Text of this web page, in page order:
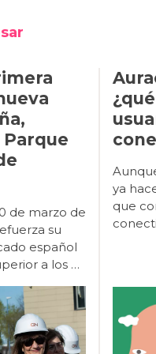
de marzo de
su
español
a los 4
que será
Europa.
marzo, el
Aunque puede parecer increíble, ya hace algo más de diez años que convivimos con la conectividad en los audífonos, tal y como la entendemos en la actualidad. Simplificando mucho, el esfuerzo por mejorar la comunicación de los usuarios en ambientes ruidosos y de optimizar la relación señal/ruido viene ya de muy lejos, desde la década de los 80, con los sistemas FM y los bucles magnéticos. Ya en los primeros años 2000, algunos fabricantes lanzaron nuevos sistemas de conectividad mediante streamers o accesorios intermedios, hasta que los primeros audífonos con conectividad «directa» hicieron su aparición doce o trece años después. La realidad es que estos nuevos sistemas de conectividad que irrumpieron en el mercado con grandes expectativas, han contribuido a mejorar de forma sensible la calidad de escucha de los usuarios, aunque no están exentos de inconvenientes. En primer lugar, es importante aclarar que no se trata de sistemas «Bluetooth». Para poder utilizar esta denominación, los fabricantes tendrían que someter sus accesorios a un exhaustivo proceso de certificación y cumplir con los estándares de la marca. Este es el motivo por el que cada fabricante ha desarrollado sus propios dispositivos que no son compatibles entre sí y es la razón por la que un audiólogo protésico que trabaje con varias marcas tiene que conocer los accesorios de cada una de ellas. Del mismo modo, un usuario que, por diversas circunstancias, es portador de audífonos de diferente marca o, incluso, de la misma marca pero diferente plataforma (esto último ha mejorado en los últimos años), puede encontrarse con problemas a la hora de adquirir un accesorio compatible con sus dos audífonos. Los nuevos sistemas de conectividad que irrumpieron en el mercado con grandes expectativas hace ya más de una década, han contribuido a mejorar de forma sensible la calidad de escucha de los usuarios, aunque no están exentos de inconvenientes. En lo relativo a la conectividad directa